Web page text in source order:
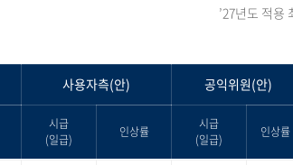
’27년도 적용
사용자측(안)
공익위원(안)
시급
(일급)
인상률
시급
(일급)
인상률